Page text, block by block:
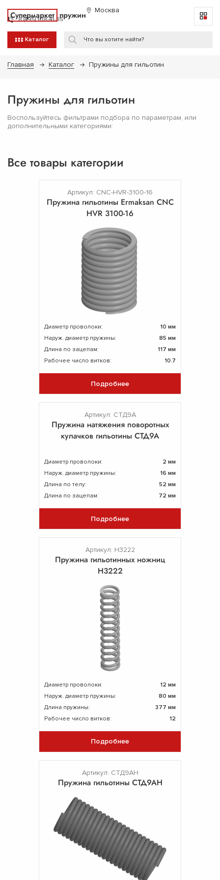
Супермаркет пружин Москва
8 (495) 108-41-85
Каталог
Главная Каталог Пружины для гильотин
Пружины для гильотин
Воспользуйтесь фильтрами подбора по параметрам, или
дополнительными категориями:
Все товары категории
Артикул: CNC-HVR-3100-16
Пружина гильотины Ermaksan CNC
HVR 3100-16
Диаметр проволоки:
10 мм
Наруж. диаметр пружины:
85 мм
Длина по зацепам:
117 мм
Рабочее число витков:
10.7
Подробнее
Артикул: СТД9А
Пружина натяжения поворотных
кулачков гильотины СТД9А
Диаметр проволоки:
2 мм
Наруж. диаметр пружины:
16 мм
Длина по телу:
52 мм
Длина по зацепам:
72 мм
Подробнее
Артикул: Н3222
Пружина гильотинных ножниц
Н3222
Диаметр проволоки:
12 мм
Наруж. диаметр пружины:
80 мм
Длина пружины:
377 мм
Рабочее число витков:
12
Подробнее
Артикул: СТД9АН
Пружина гильотины СТД9АН